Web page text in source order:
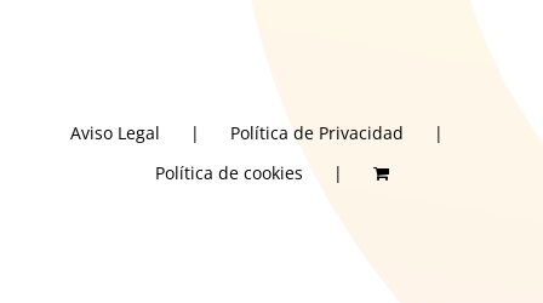
Aviso Legal
Política de Privacidad
Política de cookies